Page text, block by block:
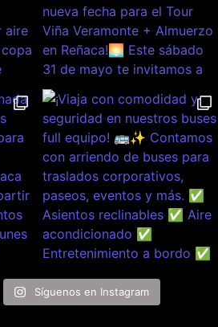
Síguenos en Instagram